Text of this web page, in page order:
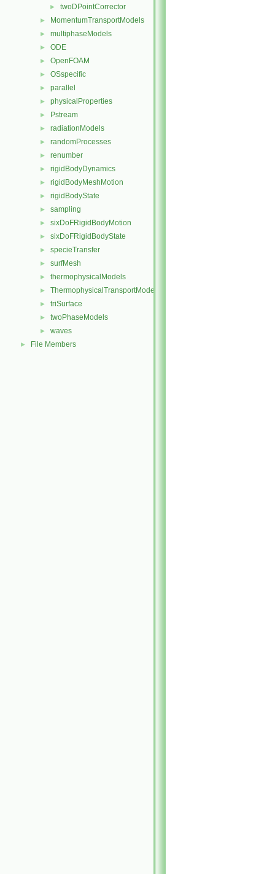
► twoDPointCorrector
► MomentumTransportModels
► multiphaseModels
► ODE
► OpenFOAM
► OSspecific
► parallel
► physicalProperties
► Pstream
► radiationModels
► randomProcesses
► renumber
► rigidBodyDynamics
► rigidBodyMeshMotion
► rigidBodyState
► sampling
► sixDoFRigidBodyMotion
► sixDoFRigidBodyState
► specieTransfer
► surfMesh
► thermophysicalModels
► ThermophysicalTransportModels
► triSurface
► twoPhaseModels
► waves
► File Members